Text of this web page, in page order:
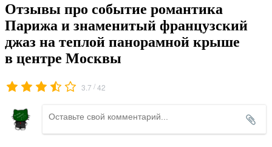
Отзывы про событие романтика
Парижа и знаменитый французский
джаз на теплой панорамной крыше
в центре Москвы
3.7 /42